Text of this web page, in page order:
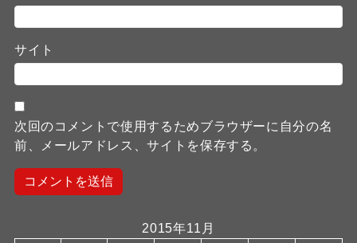
サイト
次回のコメントで使用するためブラウザーに自分の名
前、メールアドレス、サイトを保存する。
2015年11月